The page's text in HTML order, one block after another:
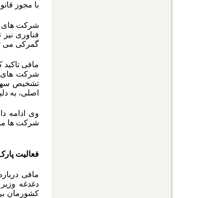
با مجوز
شرکت های
فناوری
گمرکی می تواند تا ۳۰ درصد هزینه
مافی تاکید
شرکت های
تشخیص
اصلی، به
وی ادامه
شرکت ها
فعالیت
مافی
کشورمان